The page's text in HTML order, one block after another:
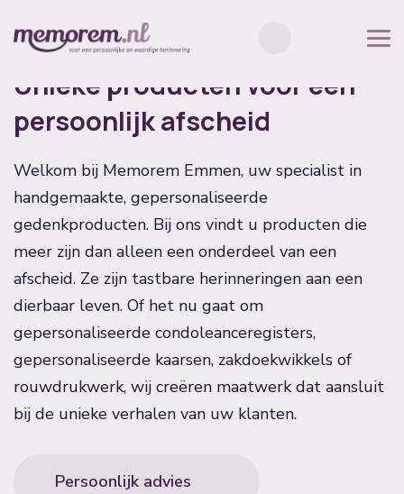
Unieke producten voor een
persoonlijk afscheid
Welkom bij Memorem Emmen, uw specialist in
handgemaakte, gepersonaliseerde
gedenkproducten. Bij ons vindt u producten die
meer zijn dan alleen een onderdeel van een
afscheid. Ze zijn tastbare herinneringen aan een
dierbaar leven. Of het nu gaat om
gepersonaliseerde condoleanceregisters,
gepersonaliseerde kaarsen, zakdoekwikkels of
rouwdrukwerk, wij creëren maatwerk dat aansluit
bij de unieke verhalen van uw klanten.
Persoonlijk advies